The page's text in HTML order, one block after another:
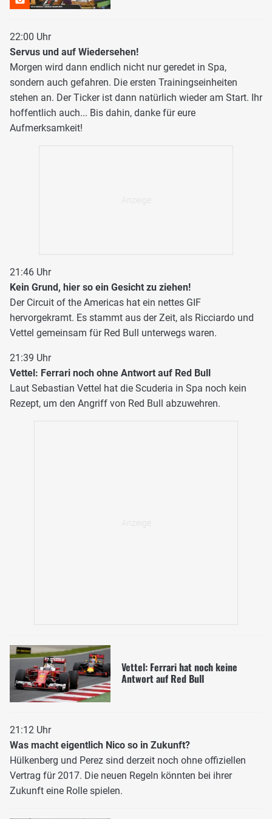
22:00 Uhr
Servus und auf Wiedersehen!
Morgen wird dann endlich nicht nur geredet in Spa,
sondern auch gefahren. Die ersten Trainingseinheiten
stehen an. Der Ticker ist dann natürlich wieder am Start. Ihr
hoffentlich auch... Bis dahin, danke für eure
Aufmerksamkeit!
21:46 Uhr
Kein Grund, hier so ein Gesicht zu ziehen!
Der Circuit of the Americas hat ein nettes GIF
hervorgekramt. Es stammt aus der Zeit, als Ricciardo und
Vettel gemeinsam für Red Bull unterwegs waren.
21:39 Uhr
Vettel: Ferrari noch ohne Antwort auf Red Bull
Laut Sebastian Vettel hat die Scuderia in Spa noch kein
Rezept, um den Angriff von Red Bull abzuwehren.
Vettel: Ferrari hat noch keine
Antwort auf Red Bull
21:12 Uhr
Was macht eigentlich Nico so in Zukunft?
Hülkenberg und Perez sind derzeit noch ohne offiziellen
Vertrag für 2017. Die neuen Regeln könnten bei ihrer
Zukunft eine Rolle spielen.